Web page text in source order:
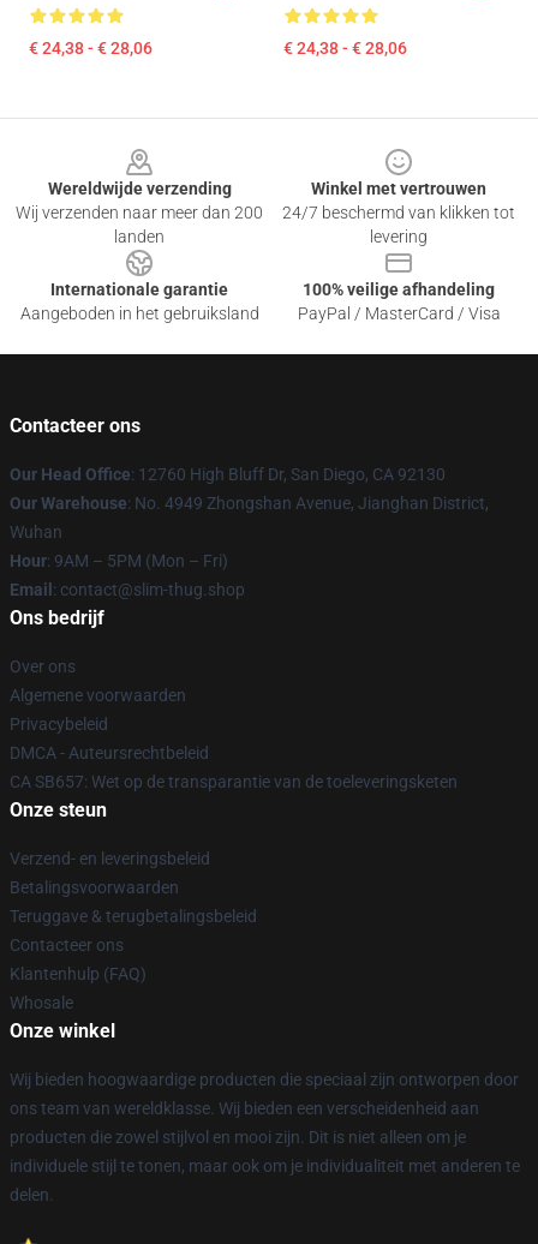
€ 24,38 - € 28,06 € 24,38 - € 28,06
Wereldwijde verzending
Wij verzenden naar meer dan 200
landen
Winkel met vertrouwen
24/7 beschermd van klikken tot
levering
Internationale garantie
Aangeboden in het gebruiksland
100% veilige afhandeling
PayPal / MasterCard / Visa
Contacteer ons
Our Head Office: 12760 High Bluff Dr, San Diego, CA 92130
Our Warehouse: No. 4949 Zhongshan Avenue, Jianghan District,
Wuhan
Hour: 9AM – 5PM (Mon – Fri)
Email : contact@slim-thug.shop
Ons bedrijf
Over ons
Algemene voorwaarden
Privacybeleid
DMCA - Auteursrechtbeleid
CA SB657: Wet op de transparantie van de toeleveringsketen
Onze steun
Verzend- en leveringsbeleid
Betalingsvoorwaarden
Teruggave & terugbetalingsbeleid
Contacteer ons
Klantenhulp (FAQ)
Whosale
Onze winkel
Wij bieden hoogwaardige producten die speciaal zijn ontworpen door
ons team van wereldklasse. Wij bieden een verscheidenheid aan
producten die zowel stijlvol en mooi zijn. Dit is niet alleen om je
individuele stijl te tonen, maar ook om je individualiteit met anderen te
delen.